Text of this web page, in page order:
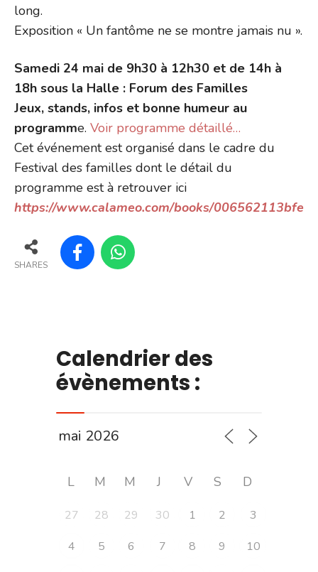
long.
Exposition « Un fantôme ne se montre jamais nu ».
Samedi 24 mai de 9h30 à 12h30 et de 14h à
18h sous la Halle : Forum des Familles
Jeux, stands, infos et bonne humeur au
programme. Voir programme détaillé…
Cet événement est organisé dans le cadre du
Festival des familles dont le détail du
programme est à retrouver ici
https://www.calameo.com/books/
SHARES
Calendrier des
évènements :
L M M J V S D
27 28 29 30 1 2
3
4
5 6 7 8 9
10